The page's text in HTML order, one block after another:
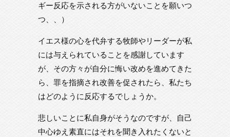
ギー反応を示される方がいないことを願いつ
つ、、）
イエス様の心を代弁する牧師やリーダーが私
には与えられていることを感謝しています
が、その方々が自分に悔い改めを進めてきた
ら、罪を指摘され改善を促されたら、私たち
はどのように反応するでしょうか。
悲しいことに私自身がそうなのですが、自己
中心ゆえ素直にはそれを聞き入れたくないと